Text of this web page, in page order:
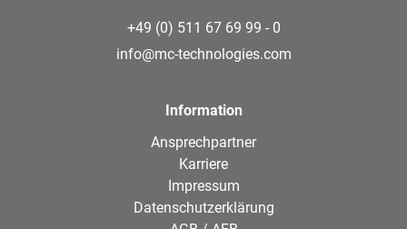
+49 (0) 511 67 69 99 - 0
info@mc-technologies.com
Information
Ansprechpartner
Karriere
Impressum
Datenschutzerklärung